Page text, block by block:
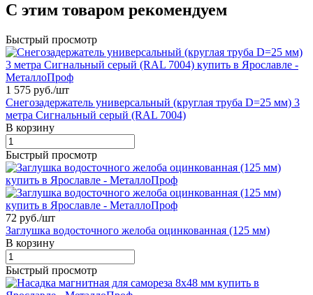
С этим товаром рекомендуем
Быстрый просмотр
1 575 руб./шт
Снегозадержатель универсальный (круглая труба D=25 мм) 3
метра Сигнальный серый (RAL 7004)
В корзину
Быстрый просмотр
72 руб./шт
Заглушка водосточного желоба оцинкованная (125 мм)
В корзину
Быстрый просмотр